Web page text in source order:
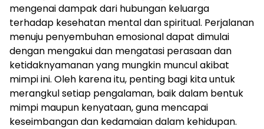
mengenai dampak dari hubungan keluarga
terhadap kesehatan mental dan spiritual. Perjalanan
menuju penyembuhan emosional dapat dimulai
dengan mengakui dan mengatasi perasaan dan
ketidaknyamanan yang mungkin muncul akibat
mimpi ini. Oleh karena itu, penting bagi kita untuk
merangkul setiap pengalaman, baik dalam bentuk
mimpi maupun kenyataan, guna mencapai
keseimbangan dan kedamaian dalam kehidupan.